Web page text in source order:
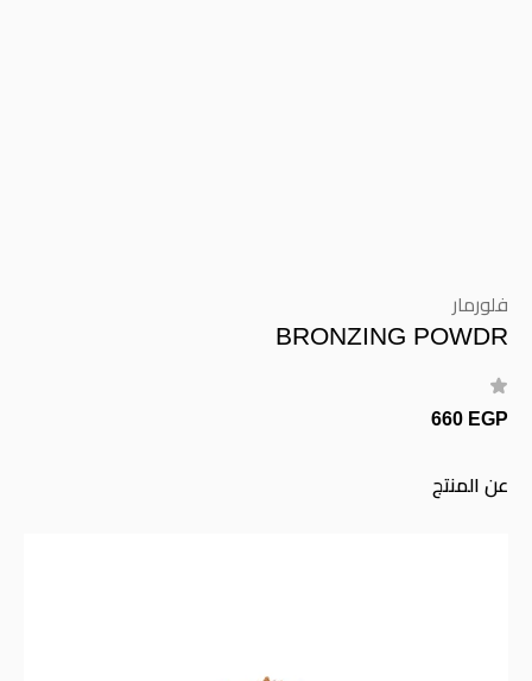
فلورمار
BRONZING POWDR
660 EGP
عن المنتج